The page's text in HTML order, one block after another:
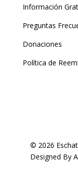
Información
Preguntas
Donaciones
Política de
© 2026
Designed By